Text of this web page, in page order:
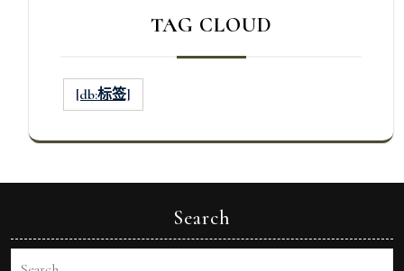
TAG CLOUD
[db:标签]
Search